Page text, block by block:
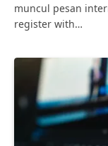
muncul pesan
register with…